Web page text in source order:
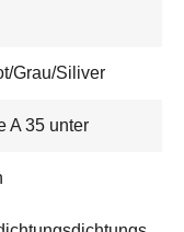
Grau/Siliver
A 35 unter